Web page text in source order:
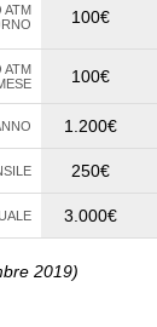
ATM
100€
ATM
100€
1.200€
250€
3.000€
2019)